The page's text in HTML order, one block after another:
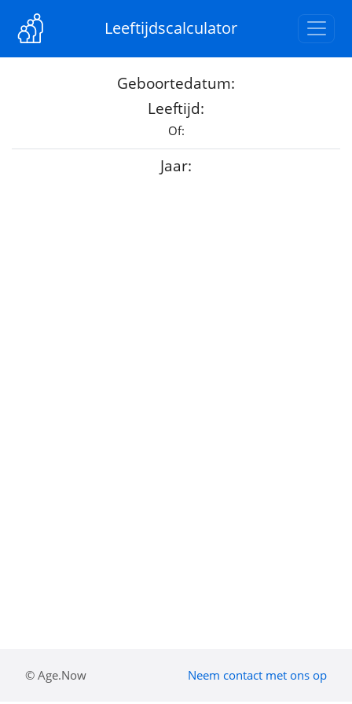
Leeftijdscalculator
Geboortedatum:
Leeftijd:
Of:
Jaar:
© Age.Now Neem contact met ons op